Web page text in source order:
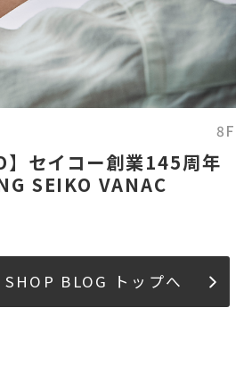
8F
】セイコー創業145周年
SEIKO VANAC
BLOG トップへ